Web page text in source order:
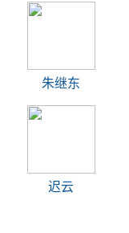
朱继东
迟云